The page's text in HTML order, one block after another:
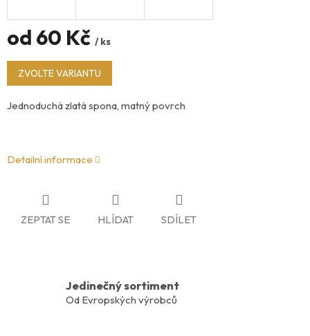
od 60 Kč / ks
Měrná
cena:
ZVOLTE VARIANTU
Jednoduchá zlatá spona, matný povrch
Detailní informace
ZEPTAT SE HLÍDAT SDÍLET
Jedinečný sortiment
Od Evropských výrobců